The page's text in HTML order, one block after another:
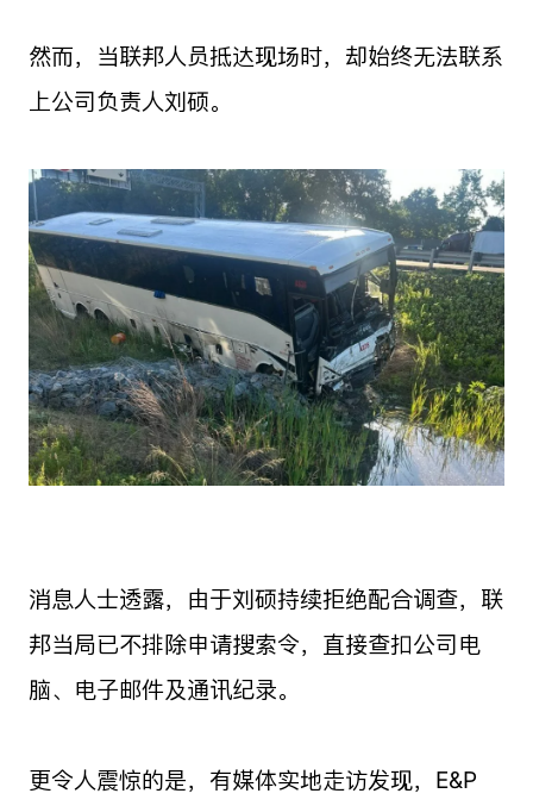
然而，当联邦人员抵达现场时，却始终无法联系
上公司负责人刘硕。
消息人士透露，由于刘硕持续拒绝配合调查，联
邦当局已不排除申请搜索令，直接查扣公司电
脑、电子邮件及通讯纪录。
更令人震惊的是，有媒体实地走访发现，E&P